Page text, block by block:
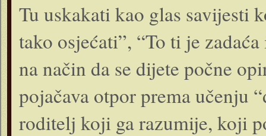
Tu uskakati kao glas savijesti
tako osjećati”, “To ti je
na način da se dijete počne
pojačava otpor prema učenju
roditelj koji ga razumije, koji